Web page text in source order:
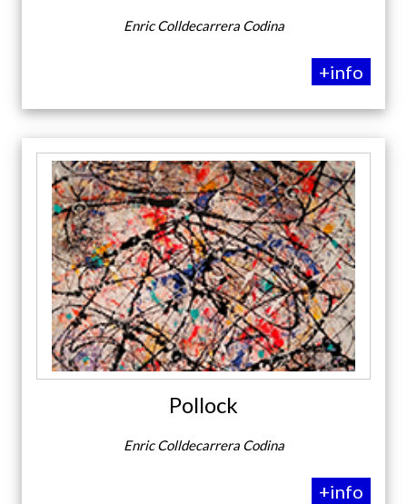
Enric Colldecarrera Codina
+info
Pollock
Enric Colldecarrera Codina
+info